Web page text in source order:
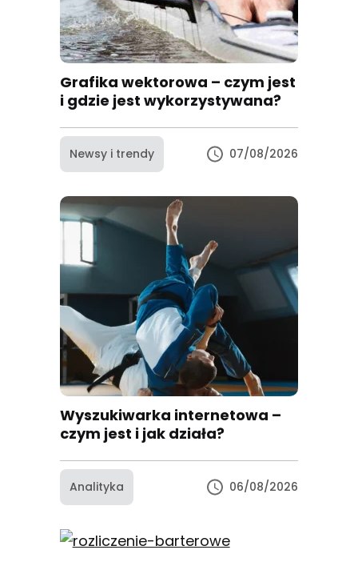
Grafika wektorowa – czym jest
i gdzie jest wykorzystywana?
Newsy i trendy 07/08/2026
Wyszukiwarka internetowa –
czym jest i jak działa?
Analityka 06/08/2026